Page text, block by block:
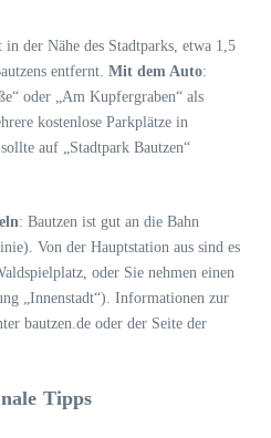
der Nähe des Stadtparks, etwa 1,5
entfernt. Mit dem Auto:
oder „Am Kupfergraben“ als
kostenlose Parkplätze in
auf „Stadtpark Bautzen“
: Bautzen ist gut an die Bahn
Von der Hauptstation aus sind es
oder Sie nehmen einen
„Innenstadt“). Informationen zur
bautzen.de oder der Seite der
Tipps